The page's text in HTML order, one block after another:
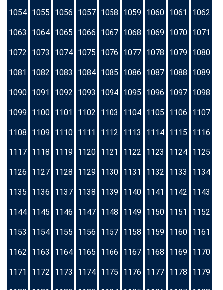
1054 1055 1056 1057 1058 1059 1060 1061 1062
1063 1064 1065 1066 1067 1068 1069 1070 1071
1072 1073 1074 1075 1076 1077 1078 1079 1080
1081 1082 1083 1084 1085 1086 1087 1088 1089
1090 1091 1092 1093 1094 1095 1096 1097 1098
1099 1100 1101 1102 1103 1104 1105 1106 1107
1108 1109 1110 1111 1112 1113 1114 1115 1116
1117 1118 1119 1120 1121 1122 1123 1124 1125
1126 1127 1128 1129 1130 1131 1132 1133 1134
1135 1136 1137 1138 1139 1140 1141 1142 1143
1144 1145 1146 1147 1148 1149 1150 1151 1152
1153 1154 1155 1156 1157 1158 1159 1160 1161
1162 1163 1164 1165 1166 1167 1168 1169 1170
1171 1172 1173 1174 1175 1176 1177 1178 1179